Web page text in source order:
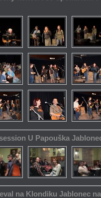
U Papouška
na Klondiku Jablonec